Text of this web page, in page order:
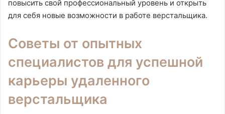
повысить свой профессиональный уровень и открыть
для себя новые возможности в работе верстальщика.
Советы от опытных
специалистов для успешной
карьеры удаленного
верстальщика